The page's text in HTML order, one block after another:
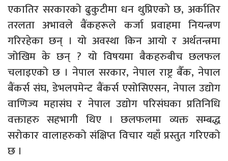
एकातिर सरकारको ढुकुटीमा धन थुप्रिएको छ, अर्कातिर
तरलता अभावले बैंकहरूले कर्जा प्रवाहमा नियन्त्रण
गरिरहेका छन् । यो अवस्था किन आयो र अर्थतन्त्रमा
जोखिम के छन् ? यो विषयमा बैकहरुबीच छलफल
चलाइएको छ । नेपाल सरकार, नेपाल राष्ट्र बैँक, नेपाल
बैंकर्स संघ, डेभलपमेन्ट बैंकर्स एसोसिएसन, नेपाल उद्योग
वाणिज्य महासंघ र नेपाल उद्योग परिसंघका प्रतिनिधि
वक्ताहरु सहभागी थिए । छलफलमा व्यक्त सम्बद्ध
सरोकार वालाहरुको संक्षिप्त विचार यहाँ प्रस्तुत गरिएको
छ ।